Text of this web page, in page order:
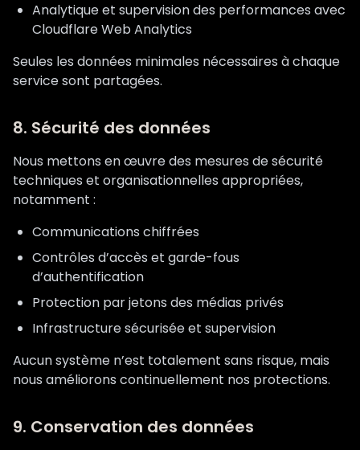
Analytique et supervision des performances avec
Cloudflare Web Analytics
Seules les données minimales nécessaires à chaque
service sont partagées.
8. Sécurité des données
Nous mettons en œuvre des mesures de sécurité
techniques et organisationnelles appropriées,
notamment :
Communications chiffrées
Contrôles d’accès et garde-fous
d’authentification
Protection par jetons des médias privés
Infrastructure sécurisée et supervision
Aucun système n’est totalement sans risque, mais
nous améliorons continuellement nos protections.
9. Conservation des données